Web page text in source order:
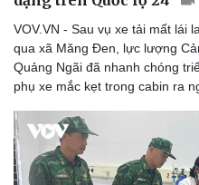
VOV.VN - Sau vụ xe tải mất lái
qua xã Măng Đen, lực lượng
Quảng Ngãi đã nhanh chóng
phụ xe mắc kẹt trong cabin ra